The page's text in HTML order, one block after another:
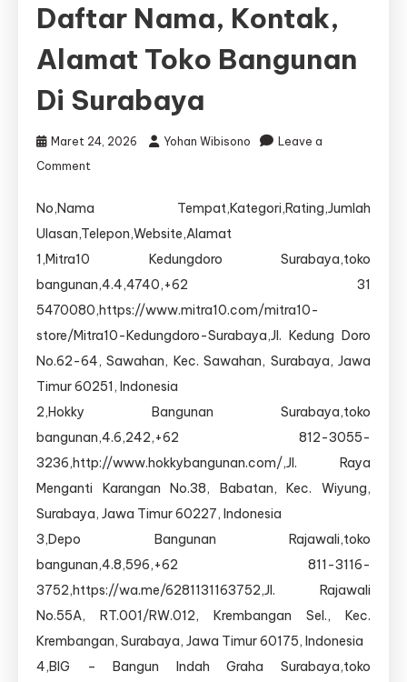
Daftar Nama, Kontak,
Alamat Toko Bangunan
Di Surabaya
Maret 24, 2026 Yohan Wibisono
Leave a
Comment
Alamat
Bangunan
di
Surabaya
No,Nama Tempat,Kategori,Rating,Jumlah
Ulasan,Telepon,Website,Alamat
1,Mitra10 Kedungdoro Surabaya,toko
bangunan,4.4,4740,+62 31
5470080,https://www.mitra10.com/mitra10-
store/Mitra10-Kedungdoro-Surabaya,Jl. Kedung Doro
No.62-64, Sawahan, Kec. Sawahan, Surabaya, Jawa
Timur 60251, Indonesia
2,Hokky Bangunan Surabaya,toko
bangunan,4.6,242,+62 812-3055-
3236,http://www.hokkybangunan.com/,Jl. Raya
Menganti Karangan No.38, Babatan, Kec. Wiyung,
Surabaya, Jawa Timur 60227, Indonesia
3,Depo Bangunan Rajawali,toko
bangunan,4.8,596,+62 811-3116-
3752,https://wa.me/6281131163752,Jl. Rajawali
No.55A, RT.001/RW.012, Krembangan Sel., Kec.
Krembangan, Surabaya, Jawa Timur 60175, Indonesia
4,BIG – Bangun Indah Graha Surabaya,toko